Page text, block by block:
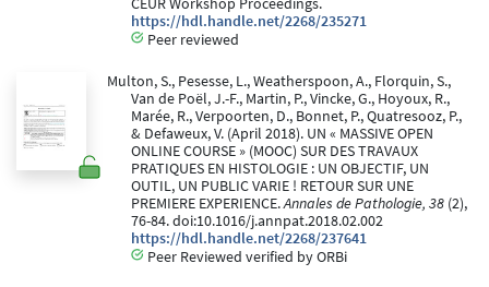
https://hdl.handle.net/2268/235271
Peer reviewed
Multon, S., Pesesse, L., Weatherspoon, A., Florquin, S.,
Van de Poël, J.-F., Martin, P., Vincke, G., Hoyoux, R.,
Marée, R., Verpoorten, D., Bonnet, P., Quatresooz, P.,
& Defaweux, V. (April 2018). UN « MASSIVE OPEN
ONLINE COURSE » (MOOC) SUR DES TRAVAUX
PRATIQUES EN HISTOLOGIE : UN OBJECTIF, UN
OUTIL, UN PUBLIC VARIE ! RETOUR SUR UNE
PREMIERE EXPERIENCE.Annales de Pathologie, 38 (2),
76-84. doi:10.1016/j.annpat.2018.02.002
https://hdl.handle.net/2268/237641
Peer Reviewed verified by ORBi